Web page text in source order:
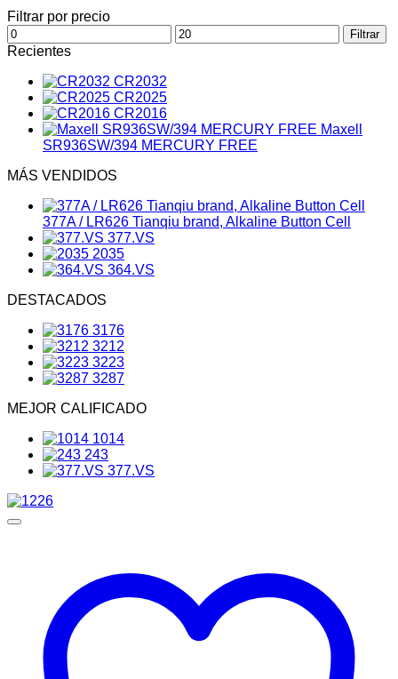
Filtrar por precio
Precio
mínimo
Precio
máximo
Filtrar
Recientes
CR2032
CR2025
CR2016
Maxell
SR936SW/394 MERCURY FREE
MÁS VENDIDOS
377A / LR626 Tianqiu brand, Alkaline Button Cell
377.VS
2035
364.VS
DESTACADOS
3176
3212
3223
3287
MEJOR CALIFICADO
1014
243
377.VS